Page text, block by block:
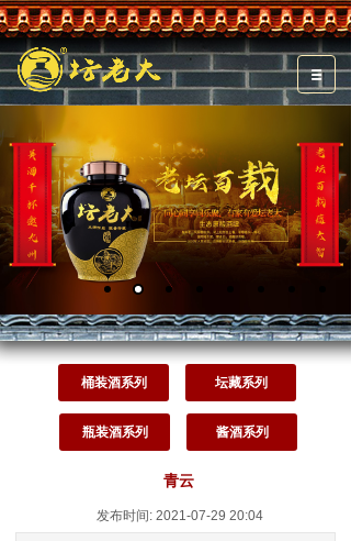
坛藏系列
桶装酒系列
瓶装酒系列 酱酒系列
青云
发布时间: 2021-07-29 20:04